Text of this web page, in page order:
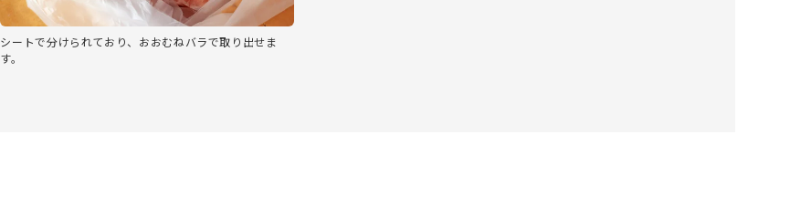
シートで分けられており、おおむねバラで取り出せま
す。